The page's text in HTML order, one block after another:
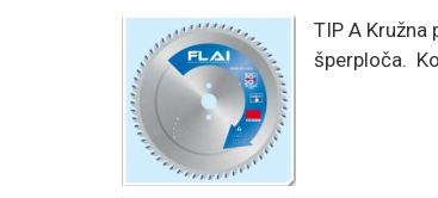
TIP A
šperploča.